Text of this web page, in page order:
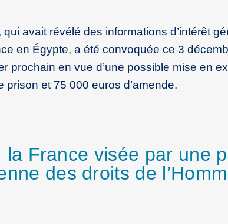
avait révélé des informations d’intérêt
en Égypte, a été convoquée ce 3
prochain en vue d’une possible mise en
prison et 75 000 euros d’amende.
la France visée par une
des droits de